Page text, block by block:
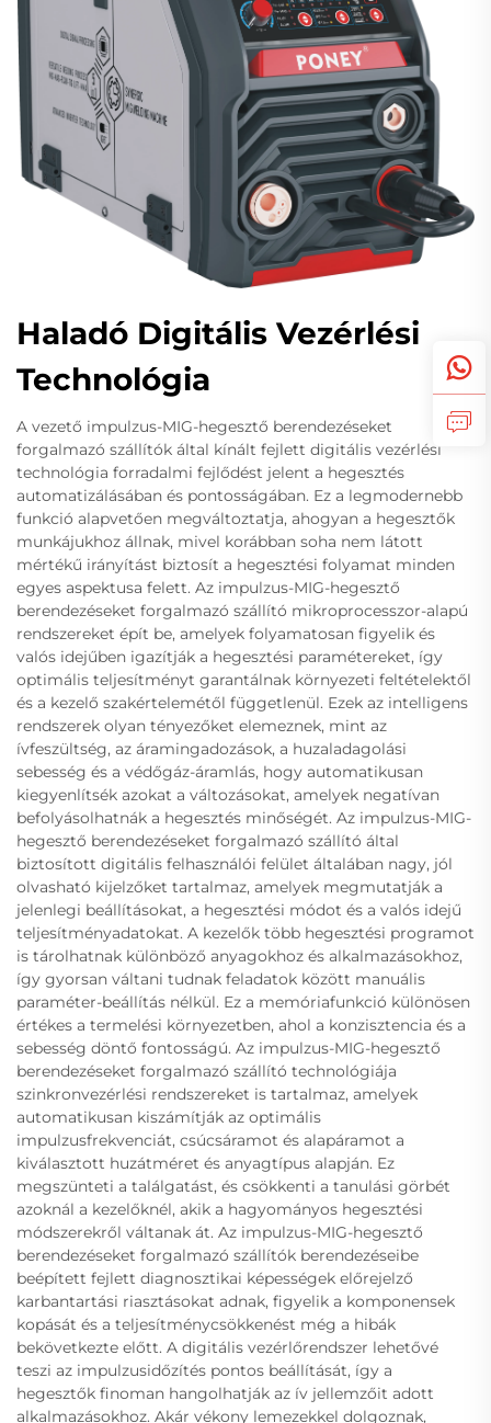
Haladó Digitális Vezérlési
Technológia
A vezető impulzus-MIG-hegesztő berendezéseket
forgalmazó szállítók által kínált fejlett digitális vezérlési
technológia forradalmi fejlődést jelent a hegesztés
automatizálásában és pontosságában. Ez a legmodernebb
funkció alapvetően megváltoztatja, ahogyan a hegesztők
munkájukhoz állnak, mivel korábban soha nem látott
mértékű irányítást biztosít a hegesztési folyamat minden
egyes aspektusa felett. Az impulzus-MIG-hegesztő
berendezéseket forgalmazó szállító mikroprocesszor-alapú
rendszereket épít be, amelyek folyamatosan figyelik és
valós idejűben igazítják a hegesztési paramétereket, így
optimális teljesítményt garantálnak környezeti feltételektől
és a kezelő szakértelemétől függetlenül. Ezek az intelligens
rendszerek olyan tényezőket elemeznek, mint az
ívfeszültség, az áramingadozások, a huzaladagolási
sebesség és a védőgáz-áramlás, hogy automatikusan
kiegyenlítsék azokat a változásokat, amelyek negatívan
befolyásolhatnák a hegesztés minőségét. Az impulzus-MIG-
hegesztő berendezéseket forgalmazó szállító által
biztosított digitális felhasználói felület általában nagy, jól
olvasható kijelzőket tartalmaz, amelyek megmutatják a
jelenlegi beállításokat, a hegesztési módot és a valós idejű
teljesítményadatokat. A kezelők több hegesztési programot
is tárolhatnak különböző anyagokhoz és alkalmazásokhoz,
így gyorsan váltani tudnak feladatok között manuális
paraméter-beállítás nélkül. Ez a memóriafunkció különösen
értékes a termelési környezetben, ahol a konzisztencia és a
sebesség döntő fontosságú. Az impulzus-MIG-hegesztő
berendezéseket forgalmazó szállító technológiája
szinkronvezérlési rendszereket is tartalmaz, amelyek
automatikusan kiszámítják az optimális
impulzusfrekvenciát, csúcsáramot és alapáramot a
kiválasztott huzátméret és anyagtípus alapján. Ez
megszünteti a találgatást, és csökkenti a tanulási görbét
azoknál a kezelőknél, akik a hagyományos hegesztési
módszerekről váltanak át. Az impulzus-MIG-hegesztő
berendezéseket forgalmazó szállítók berendezéseibe
beépített fejlett diagnosztikai képességek előrejelző
karbantartási riasztásokat adnak, figyelik a komponensek
kopását és a teljesítménycsökkenést még a hibák
bekövetkezte előtt. A digitális vezérlőrendszer lehetővé
teszi az impulzusidőzítés pontos beállítását, így a
hegesztők finoman hangolhatják az ív jellemzőit adott
alkalmazásokhoz. Akár vékony lemezekkel dolgoznak,